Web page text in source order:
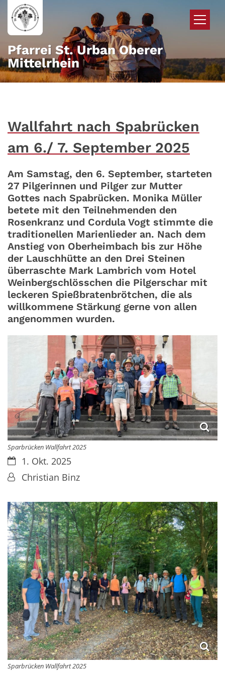
Zum Inhalt springen
Pfarrei St. Urban Oberer
Mittelrhein
Wallfahrt nach Spabrücken
am 6./ 7. September 2025
Am Samstag, den 6. September, starteten
27 Pilgerinnen und Pilger zur Mutter
Gottes nach Spabrücken. Monika Müller
betete mit den Teilnehmenden den
Rosenkranz und Cordula Vogt stimmte die
traditionellen Marienlieder an. Nach dem
Anstieg von Oberheimbach bis zur Höhe
der Lauschhütte an den Drei Steinen
überraschte Mark Lambrich vom Hotel
Weinbergschlösschen die Pilgerschar mit
leckeren Spießbratenbrötchen, die als
willkommene Stärkung gerne von allen
angenommen wurden.
Sparbrücken Wallfahrt 2025
Datum:1. Okt. 2025
Von:Christian Binz
Sparbrücken Wallfahrt 2025